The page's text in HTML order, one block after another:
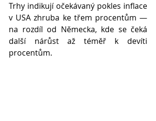
Trhy indikují očekávaný pokles inflace
v USA zhruba ke třem procentům —
na rozdíl od Německa, kde se čeká
další nárůst až téměř k devíti
procentům.